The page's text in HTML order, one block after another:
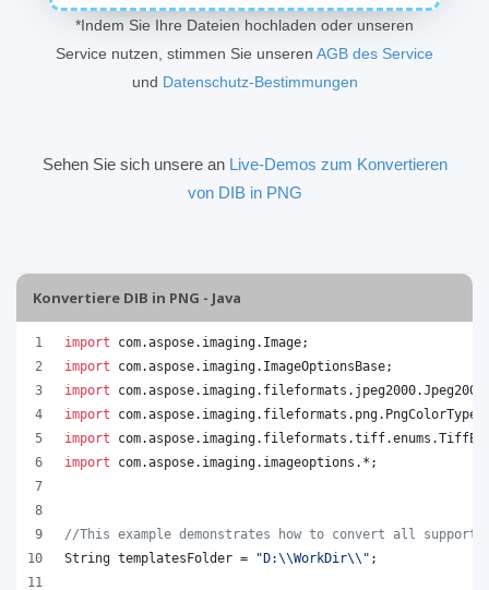
*Indem Sie Ihre Dateien hochladen oder unseren
Service nutzen, stimmen Sie unseren AGB des Service
und Datenschutz-Bestimmungen
Sehen Sie sich unsere an Live-Demos zum Konvertieren
von DIB in PNG
Konvertiere DIB in PNG - Java
import com.aspose. imaging. Image;
import
com.aspose. imaging. ImageOptionsBase;
import
com.aspose. imaging. fileformats . jpeg2000.
import
com.aspose. imaging. fileformats . png. PngColorType
import
com.aspose. imaging. fileformats .tiff.enums .
import
com.aspose. imaging. imageoptions .*;
//This example demonstrates how to convert all
String templatesFolder = "D:\\WorkDir\\ " ;